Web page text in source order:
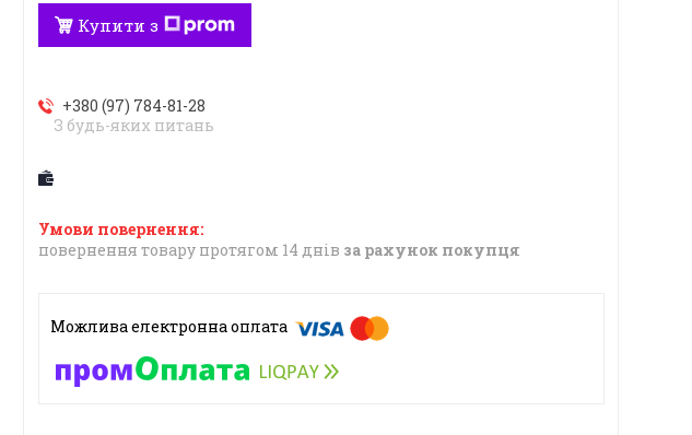
Купити з
+380 (97) 784-81-28
З будь-яких питань
повернення товару протягом 14 днів за рахунок покупця